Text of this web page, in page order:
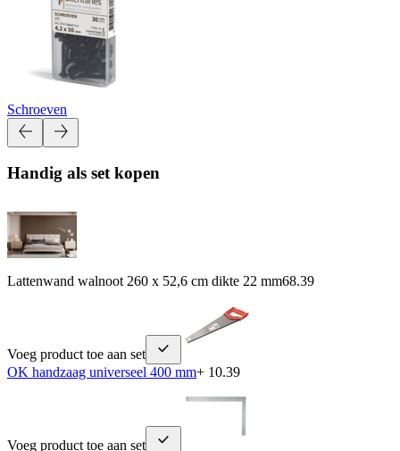
Schroeven
Handig als set kopen
Lattenwand walnoot 260 x 52,6 cm dikte 22 mm68.39
Voeg product toe aan set
OK handzaag universeel 400 mm+ 10.39
Voeg product toe aan set